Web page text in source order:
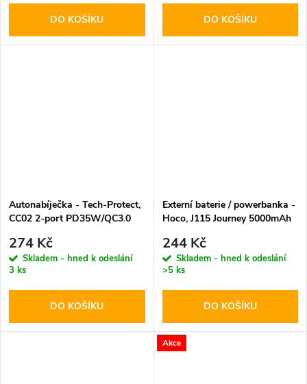
DO KOŠÍKU DO KOŠÍKU
Autonabíječka - Tech-Protect,
CC02 2-port PD35W/QC3.0
274 Kč
Skladem - hned k odeslání
3 ks
DO KOŠÍKU
Externí baterie / powerbanka -
Hoco, J115 Journey 5000mAh
244 Kč
Skladem - hned k odeslání
>5 ks
DO KOŠÍKU
Akce